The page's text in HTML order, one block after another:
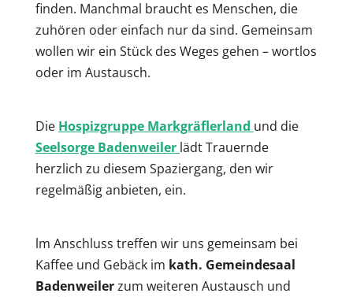
finden. Manchmal braucht es Menschen, die
zuhören oder einfach nur da sind. Gemeinsam
wollen wir ein Stück des Weges gehen – wortlos
oder im Austausch.
Die Hospizgruppe Markgräflerland und die
Seelsorge Badenweiler lädt Trauernde
herzlich zu diesem Spaziergang, den wir
regelmäßig anbieten, ein.
lm Anschluss treffen wir uns gemeinsam bei
Kaffee und Gebäck im kath. Gemeindesaal
Badenweilerzum weiteren Austausch und